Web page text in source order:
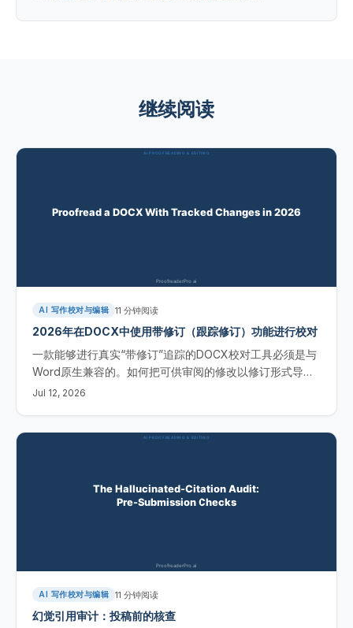
继续阅读
AI 写作校对与编辑 11 分钟阅读
2026年在DOCX中使用带修订（跟踪修订）功能进行校对
一款能够进行真实“带修订”追踪的DOCX校对工具必须是与
Word原生兼容的。如何把可供审阅的修改以修订形式导回
你的 .docx 文件，而不是重新排版后的拷贝。
Jul 12, 2026
AI 写作校对与编辑 11 分钟阅读
幻觉引用审计：投稿前的核查